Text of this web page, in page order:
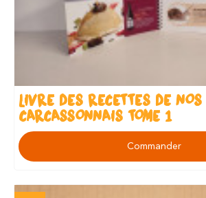
LIVRE DES RECETTES DE NOS
CARCASSONNAIS TOME 1
Commander